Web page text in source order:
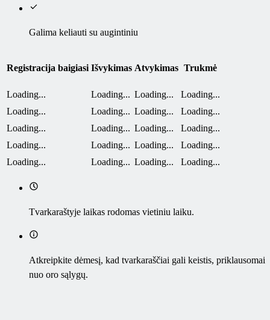
Galima keliauti su augintiniu
Registracija baigiasi Išvykimas Atvykimas Trukmė
Loading... Loading... Loading...
Loading...
Loading...
Loading... Loading...
Loading...
Loading...
Loading... Loading...
Loading...
Loading...
Loading... Loading...
Loading...
Loading...
Loading... Loading... Loading...
Tvarkaraštyje laikas rodomas vietiniu laiku.
Atkreipkite dėmesį, kad tvarkaraščiai gali keistis, priklausomai
nuo oro sąlygų.